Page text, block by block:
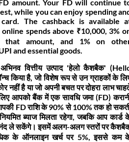
amount. Your FD will continue
while you can enjoy spending
The cashback is available
spends above ₹10,000, 3%
that amount, and 1% on
and essential goods.
वित्तीय उत्पाद 'हेलो कैशबैक'
किया है, जो विशेष रूप से उन ग्राहकों के
नहीं है या जो अपनी बचत पर दोहरा लाभ
आपको बैंक में एक सावधि जमा (FD)
FD राशि के 90% से 100% तक हो
ब्याज मिलता रहेगा, जबकि आप कार्ड
ले सकेंगे। इसमें अलग-अलग स्तरों पर
के ऑनलाइन खर्च पर 5%, इससे कम